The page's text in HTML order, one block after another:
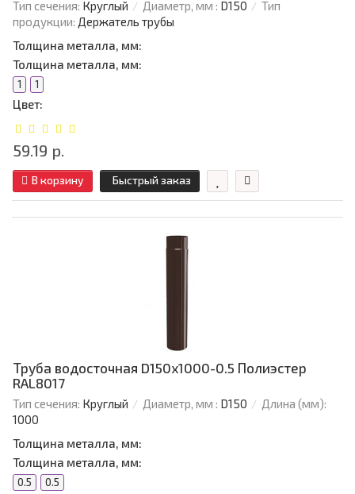
Тип сечения: Круглый Диаметр, мм : D150
Тип
продукции: Держатель трубы
Толщина металла, мм:
Толщина металла, мм:
1 1
Цвет:
59.19 р.
В корзину Быстрый заказ
Труба водосточная D150х1000-0.5 Полиэстер
RAL8017
Тип сечения: Круглый Диаметр, мм : D150
Длина (мм):
1000
Толщина металла, мм:
Толщина металла, мм:
0.5 0.5